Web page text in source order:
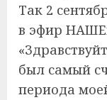
Так 2
в эфир
был самый
периода